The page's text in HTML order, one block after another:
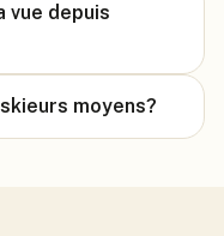
vue depuis
moyens?